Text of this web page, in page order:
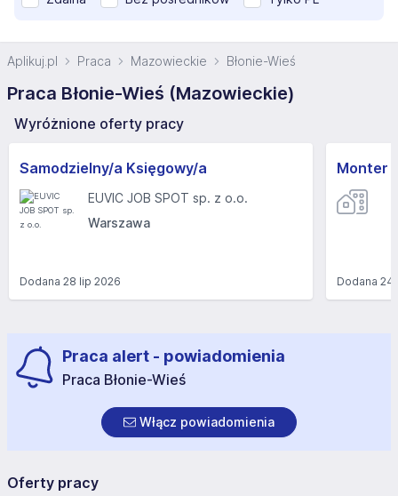
Aplikuj.pl Praca Mazowieckie Błonie-Wieś
Praca Błonie-Wieś (Mazowieckie)
Wyróżnione oferty pracy
Samodzielny/a Księgowy/a
EUVIC JOB SPOT sp. z o.o.
Warszawa
Dodana 28 lip 2026
Monter
Dodana24
Praca alert - powiadomienia
Praca Błonie-Wieś
Włącz powiadomienia
Oferty pracy